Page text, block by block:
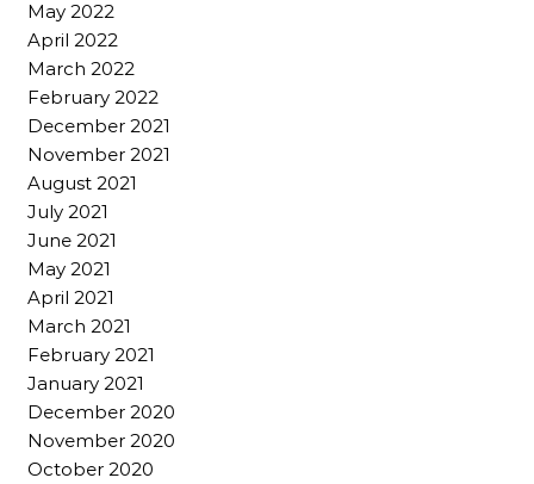
May 2022
April 2022
March 2022
February 2022
December 2021
November 2021
August 2021
July 2021
June 2021
May 2021
April 2021
March 2021
February 2021
January 2021
December 2020
November 2020
October 2020